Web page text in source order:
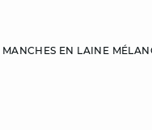
EN LAINE